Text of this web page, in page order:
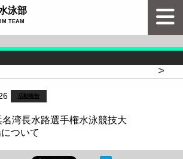
泳部
TEAM
>
活動報告
湾長水路選手権水泳競技大
ついて